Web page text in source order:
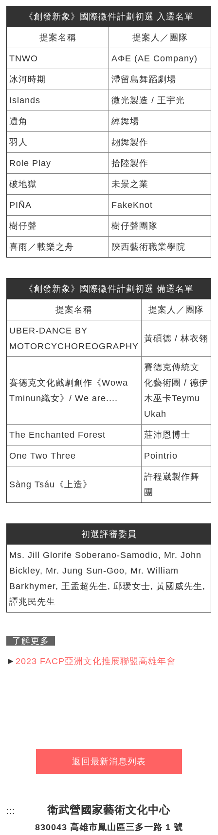
《創發新象》國際徵件計劃初選 入選名單
提案名稱 提案人／團隊
TNWO AΦE (AE Company)
冰河時期 滯留島舞蹈劇場
Islands 微光製造 / 王宇光
遺角 綽舞場
羽人 翃舞製作
Role Play 拾陸製作
破地獄 未景之業
PIÑA FakeKnot
樹仔聲 樹仔聲團隊
喜雨／載樂之舟 陝西藝術職業學院
《創發新象》國際徵件計劃初選 備選名單
提案名稱 提案人／團隊
UBER-DANCE BY
MOTORCYCHOREOGRAPHY
黃碩德 / 林衣翎
賽德克文化戲劇創作《Wowa
Tminun織女》/ We are....
賽德克傳統文
化藝術團 / 德伊
木巫卡Teymu
Ukah
The Enchanted Forest 莊沛恩博士
One Two Three Pointrio
Sàng Tsáu《上造》
許程崴製作舞
團
初選評審委員
Ms. Jill Glorife Soberano-Samodio, Mr. John
Bickley, Mr. Jung Sun-Goo, Mr. William
Barkhymer, 王孟超先生, 邱瑗女士, 黃國威先生,
譚兆民先生
了解更多
► 2023 FACP亞洲文化推展聯盟高雄年會
返回最新消息列表
::: 頁尾網站資訊。
衛武營國家藝術文化中心
830043 高雄市鳳山區三多一路 1 號